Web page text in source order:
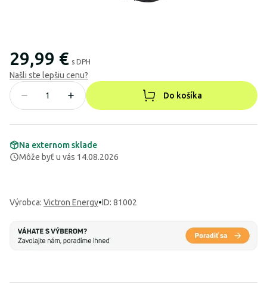
29,99 € s DPH
Našli ste lepšiu cenu?
Do košíka
Na externom sklade
Môže byť u vás 14.08.2026
Výrobca: Victron Energy•ID: 81002